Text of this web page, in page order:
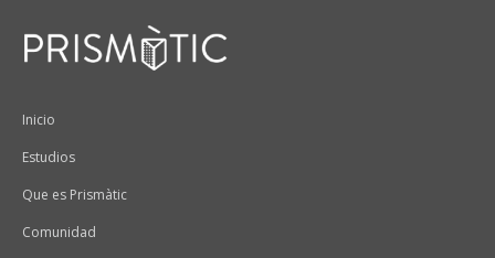
Peu
Inicio
Estudios
Que es Prismàtic
Comunidad